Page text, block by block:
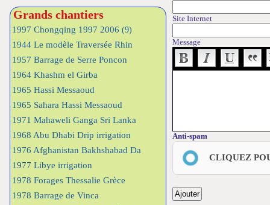
Grands chantiers
1997 Chongqing 1997 2006 (9)
1944 Le modèle Traversée Rhin
1957 Barrage de Serre Poncon
1964 Khashm el Girba
1965 Hassi Messaoud
1965 Sahara Hassi Messaoud
1971 Mahaweli Ganga Sri Lanka
1968 Abu Dhabi Drip irrigation
1976 Afghanistan Bakhshabad Da
1977 Libye irrigation
1978 Forages Thessalie Grèce
1978 Barrage de Vinca
Site Internet
Message
Anti-spam
CLIQUEZ